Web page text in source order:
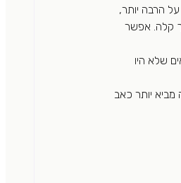
הרבה יותר,
קלה. אפשר
שלא היו
מביא יותר כאב